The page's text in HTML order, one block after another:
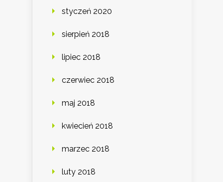
styczeń 2020
sierpień 2018
lipiec 2018
czerwiec 2018
maj 2018
kwiecień 2018
marzec 2018
luty 2018